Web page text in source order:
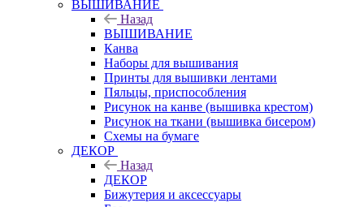
ВЫШИВАНИЕ
Назад
ВЫШИВАНИЕ
Канва
Наборы для вышивания
Принты для вышивки лентами
Пяльцы, приспособления
Рисунок на канве (вышивка крестом)
Рисунок на ткани (вышивка бисером)
Схемы на бумаге
ДЕКОР
Назад
ДЕКОР
Бижутерия и аксессуары